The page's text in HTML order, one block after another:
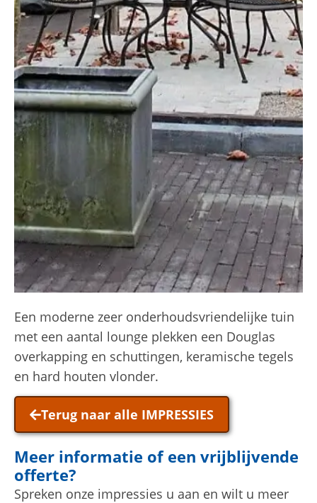
Een moderne zeer onderhoudsvriendelijke tuin
met een aantal lounge plekken een Douglas
overkapping en schuttingen, keramische tegels
en hard houten vlonder.
Terug naar alle IMPRESSIES
Meer informatie of een vrijblijvende
offerte?
Spreken onze impressies u aan en wilt u meer